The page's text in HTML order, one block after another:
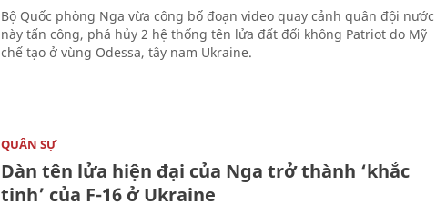
Bộ Quốc phòng Nga vừa công bố đoạn video quay cảnh quân đội nước
này tấn công, phá hủy 2 hệ thống tên lửa đất đối không Patriot do Mỹ
chế tạo ở vùng Odessa, tây nam Ukraine.
QUÂN SỰ
Dàn tên lửa hiện đại của Nga trở thành ‘khắc
tinh’ của F-16 ở Ukraine